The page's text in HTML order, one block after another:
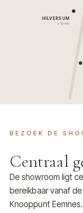
HILVERSUM
± 10 min
BEZOEK DE
Centraal
De showroom ligt
bereikbaar vanaf
Knooppunt Eemnes.